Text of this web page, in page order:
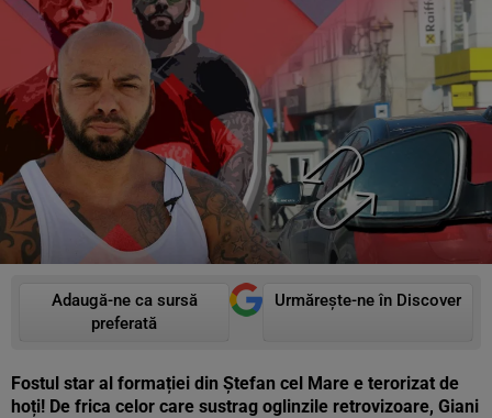
Adaugă-ne ca sursă
preferată
Urmărește-ne în Discover
Fostul star al formației din Ștefan cel Mare e terorizat de
hoți! De frica celor care sustrag oglinzile retrovizoare, Giani